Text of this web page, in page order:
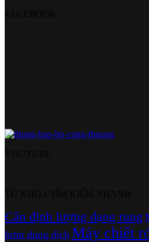
Cân định lượng dạng rung
bơm dung dịch Máy chiết